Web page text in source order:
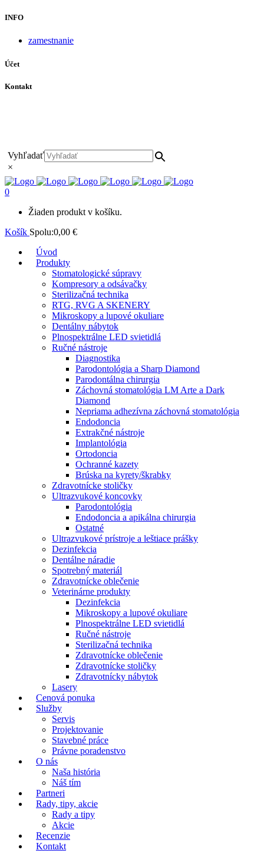
INFO
zamestnanie
Účet
Kontakt
Vyhľadať
×
0
Žiaden produkt v košíku.
Košík Spolu:0,00 €
Úvod
Produkty
Stomatologické súpravy
Kompresory a odsávačky
Sterilizačná technika
RTG, RVG A SKENERY
Mikroskopy a lupové okuliare
Dentálny nábytok
Plnospektrálne LED svietidlá
Ručné nástroje
Diagnostika
Parodontológia a Sharp Diamond
Parodontálna chirurgia
Záchovná stomatológia LM Arte a Dark
Diamond
Nepriama adhezívna záchovná stomatológia
Endodoncia
Extrakčné nástroje
Implantológia
Ortodoncia
Ochranné kazety
Brúska na kyrety/škrabky
Zdravotnícke stoličky
Ultrazvukové koncovky
Parodontológia
Endodoncia a apikálna chirurgia
Ostatné
Ultrazvukové prístroje a leštiace prášky
Dezinfekcia
Dentálne náradie
Spotrebný materiál
Zdravotnícke oblečenie
Veterinárne produkty
Dezinfekcia
Mikroskopy a lupové okuliare
Plnospektrálne LED svietidlá
Ručné nástroje
Sterilizačná technika
Zdravotnícke oblečenie
Zdravotnícke stoličky
Zdravotnícky nábytok
Lasery
Cenová ponuka
Služby
Servis
Projektovanie
Stavebné práce
Právne poradenstvo
O nás
Naša história
Náš tím
Partneri
Rady, tipy, akcie
Rady a tipy
Akcie
Recenzie
Kontakt